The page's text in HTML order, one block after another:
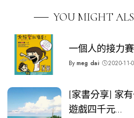
YOU MIGHT
一個人的接力賽
Posted
By meg dai 2020-11-
[家書分享] 家
遊戲四千元…